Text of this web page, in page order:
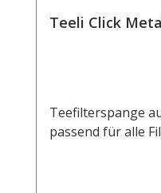
Teeli Click
Teefilterspange
passend für alle